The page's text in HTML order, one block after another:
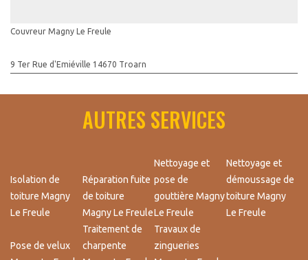
Couvreur Magny Le Freule
9 Ter Rue d'Emiéville 14670 Troarn
AUTRES SERVICES
Isolation de
toiture Magny
Le Freule
Réparation fuite
de toiture
Magny Le Freule
Nettoyage et
pose de
gouttière Magny
Le Freule
Nettoyage et
démoussage de
toiture Magny
Le Freule
Pose de velux
Traitement de
charpente
Travaux de
zingueries